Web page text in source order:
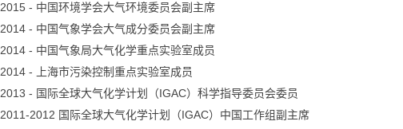
2015 - 中国环境学会大气环境委员会副主席
2014 - 中国气象学会大气成分委员会副主席
2014 - 中国气象局大气化学重点实验室成员
2014 - 上海市污染控制重点实验室成员
2013 - 国际全球大气化学计划（IGAC）科学指导委员会委员
2011-2012 国际全球大气化学计划（IGAC）中国工作组副主席